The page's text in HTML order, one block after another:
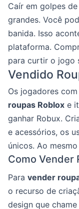
Caír em golpes
grandes. Você
banida. Isso
plataforma.
para curtir o jogo
Vendido
Os jogadores com
roupas Roblox e
ganhar Robux.
e acessórios, os
únicos. Ao
Como Vender
Para vender
o recurso de
design que